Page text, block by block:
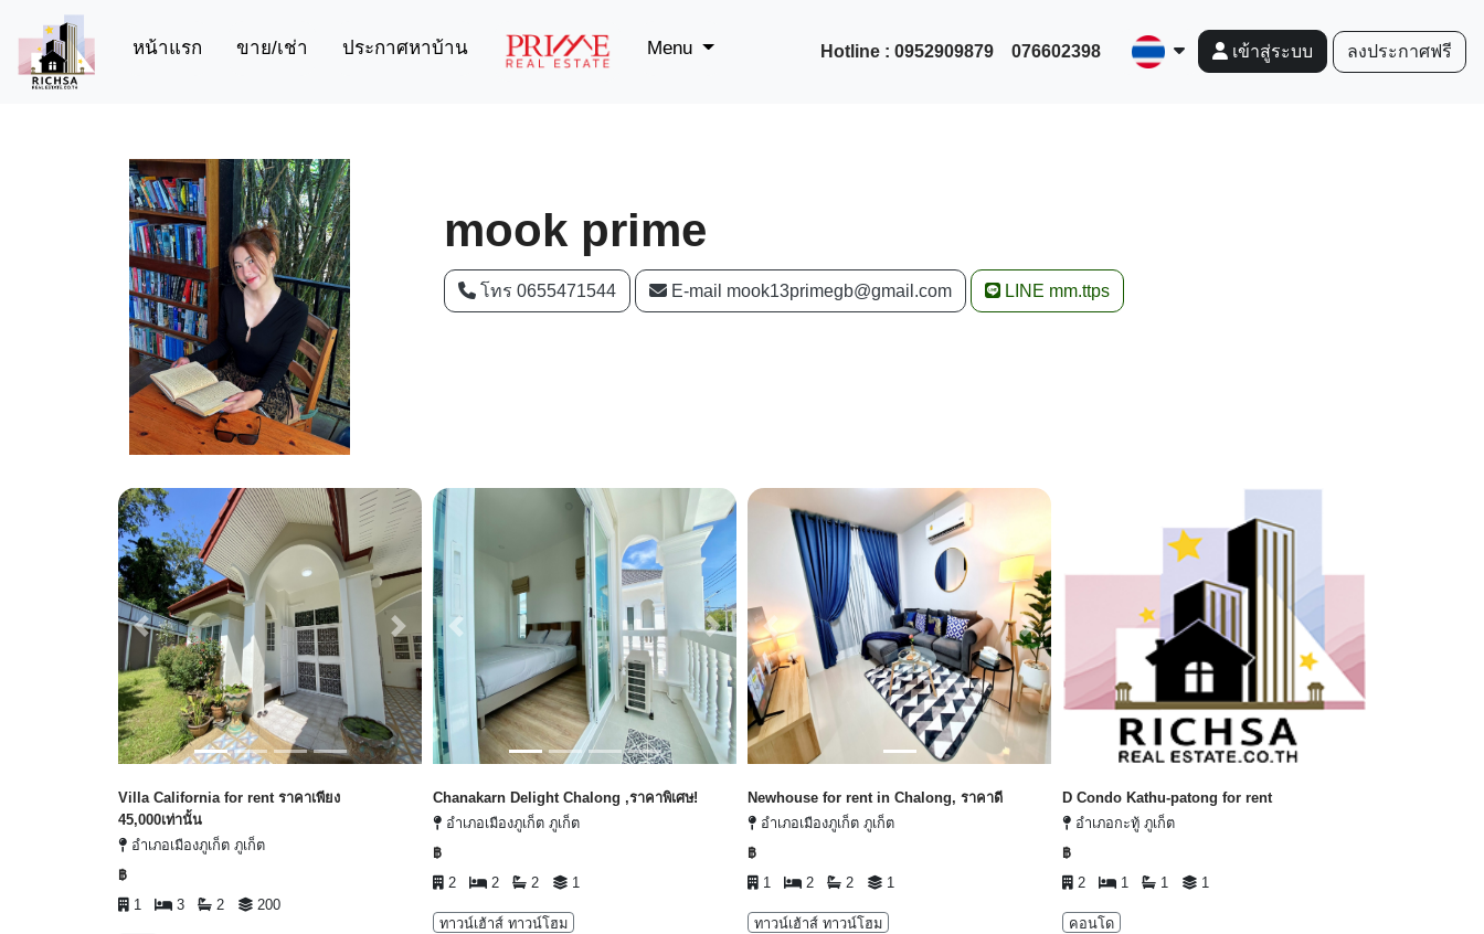
หน้าแรก (current)
ขาย/เช่า ประกาศหาบ้าน Menu Hotline : 0952909879 076602398 เข้าสู่ระบบ ลงประกาศฟรี
mook prime
โทร 0655471544 E-mail mook13primegb@gmail.com LINE mm.ttps
Previous Next
Villa California for rent ราคาเพียง
45,000เท่านั้น
อำเภอเมืองภูเก็ต ภูเก็ต
฿
1
3 2 200
Previous Next
Chanakarn Delight Chalong ,ราคาพิเศษ!
อำเภอเมืองภูเก็ต ภูเก็ต
฿
2
2 2 1
ทาวน์เฮ้าส์ ทาวน์โฮม
Previous Next
Newhouse for rent in Chalong, ราคาดี
อำเภอเมืองภูเก็ต ภูเก็ต
฿
1
2 2 1
ทาวน์เฮ้าส์ ทาวน์โฮม
D Condo Kathu-patong for rent
อำเภอกะทู้ ภูเก็ต
฿
2
1 1 1
คอนโด